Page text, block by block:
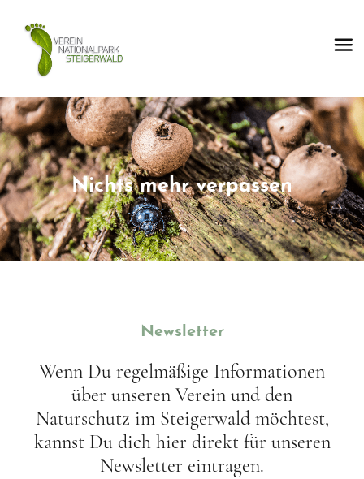
Nichts mehr verpassen
Newsletter
Wenn Du regelmäßige Informationen
über unseren Verein und den
Naturschutz im Steigerwald möchtest,
kannst Du dich hier direkt für unseren
Newsletter eintragen.